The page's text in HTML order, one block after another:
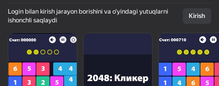
Login bilan kirish jarayon borishini va o‘yindagi yutuqlarni
ishonchli saqlaydi
Kirish